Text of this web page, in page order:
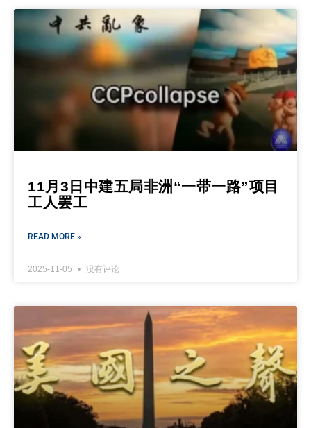
11月3日中建五局非洲“一带一路”项目
工人罢工
READ MORE »
2025-11-05 没有评论